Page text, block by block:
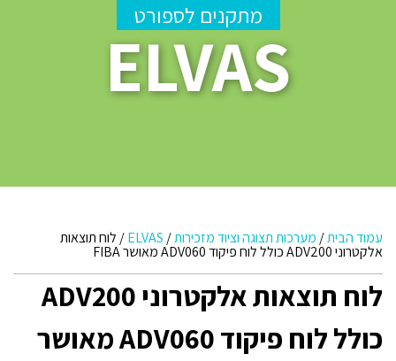
מתקנים לספורט
ELVAS
עמוד הבית/ מערכות תצוגה וציוד מזכירות/
ELVAS
/ לוח תוצאות
אלקטרוני ADV200 כולל לוח פיקוד ADV060 מאושר FIBA
לוח תוצאות אלקטרוני ADV200
כולל לוח פיקוד ADV060 מאושר